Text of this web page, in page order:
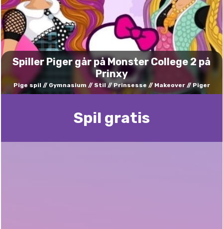
Spiller Piger går på Monster College 2 på
Prinxy
Pige spil Gymnasium Stil Prinsesse Makeover Piger
Spil gratis